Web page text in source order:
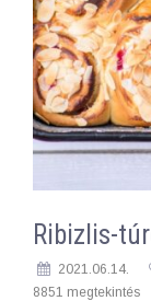
Ribizlis-
2021.06.14.
8851 megtekintés